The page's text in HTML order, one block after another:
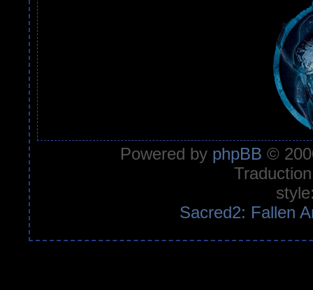
Powered by phpBB ©
Sacred2: Fallen